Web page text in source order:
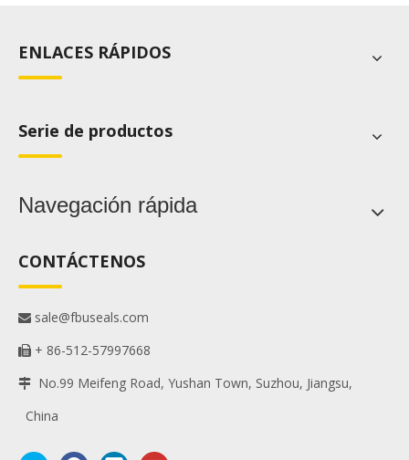
ENLACES RÁPIDOS
Serie de productos
Navegación rápida
CONTÁCTENOS
 sale@fbuseals.com
 + 86-512-57997668

No.99 Meifeng Road, Yushan Town, Suzhou, Jiangsu,
China